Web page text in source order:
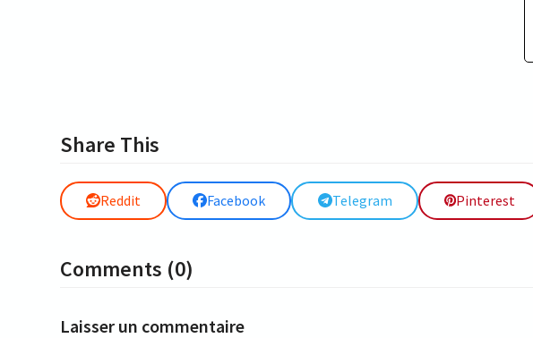
Share This
Reddit Facebook Telegram Pinterest
Comments (0)
Laisser un commentaire